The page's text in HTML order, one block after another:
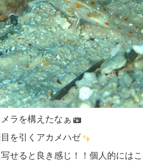
ラを構えたなぁ
を引くアカメハゼ
せると良き感じ！！個人的には